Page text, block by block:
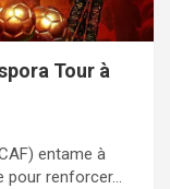
Tour à
entame à
pour renforcer…